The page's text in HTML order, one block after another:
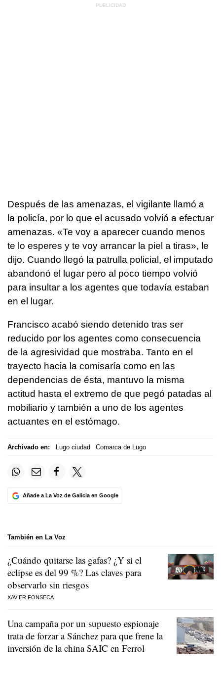
Después de las amenazas, el vigilante llamó a
la policía, por lo que el acusado volvió a efectuar
amenazas. «Te voy a aparecer cuando menos
te lo esperes y te voy arrancar la piel a tiras», le
dijo. Cuando llegó la patrulla policial, el imputado
abandonó el lugar pero al poco tiempo volvió
para insultar a los agentes que todavía estaban
en el lugar.
Francisco acabó siendo detenido tras ser
reducido por los agentes como consecuencia
de la agresividad que mostraba. Tanto en el
trayecto hacia la comisaría como en las
dependencias de ésta, mantuvo la misma
actitud hasta el extremo de que pegó patadas al
mobiliario y también a uno de los agentes
actuantes en el estómago.
Archivado en: Lugo ciudad Comarca de Lugo
Añade a La Voz de Galicia en Google
También en La Voz
¿Cuándo quitarse las gafas? ¿Y si el
eclipse es del 99 %? Las claves para
observarlo sin riesgos
XAVIER FONSECA
Una campaña por un supuesto espionaje
trata de forzar a Sánchez para que frene la
inversión de la china SAIC en Ferrol